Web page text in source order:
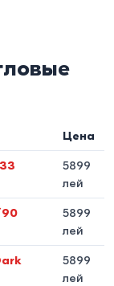
её
Цена
5899
лей
90
5899
лей
5899
лей